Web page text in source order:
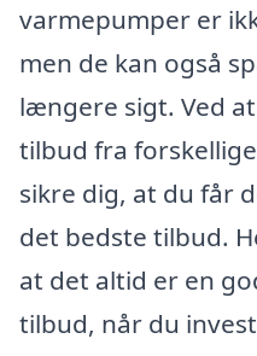
varmepumper er
men de kan også
længere sigt. Ved
tilbud fra
sikre dig, at du får
det bedste tilbud.
at det altid er en
tilbud, når du